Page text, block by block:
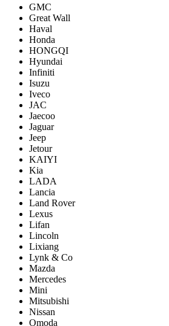
GMC
Great Wall
Haval
Honda
HONGQI
Hyundai
Infiniti
Isuzu
Iveco
JAC
Jaecoo
Jaguar
Jeep
Jetour
KAIYI
Kia
LADA
Lancia
Land Rover
Lexus
Lifan
Lincoln
Lixiang
Lynk & Co
Mazda
Mercedes
Mini
Mitsubishi
Nissan
Omoda